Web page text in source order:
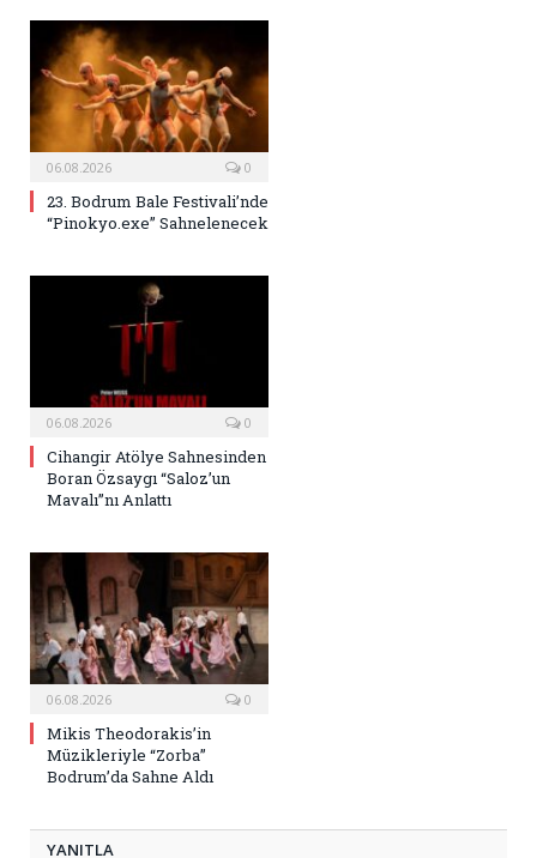
06.08.2026 0
23. Bodrum Bale Festivali’nde
“Pinokyo.exe” Sahnelenecek
06.08.2026 0
Cihangir Atölye Sahnesinden
Boran Özsaygı “Saloz’un
Mavalı”nı Anlattı
06.08.2026 0
Mikis Theodorakis’in
Müzikleriyle “Zorba”
Bodrum’da Sahne Aldı
YANITLA